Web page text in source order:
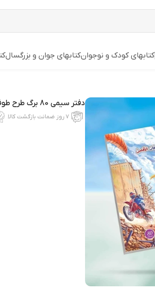
کتابهای کودک و نوجوانکتابهای جوان و بزرگسال
دفتر سیمی 80 برگ طرح طوفان الاقصی
۷ روز ضمانت بازگشت کالا